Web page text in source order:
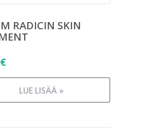
RADICIN SKIN
€
LUE LISÄÄ »